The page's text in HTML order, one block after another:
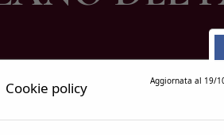
Cookie policy Aggiornata al 19/